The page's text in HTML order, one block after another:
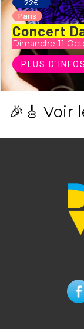
22€
Paris
Concert
Dimanche 11
PLUS D'INFOS
🎉🎸 Voir